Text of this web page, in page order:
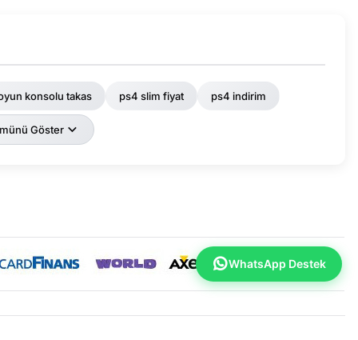
konsolu takas ps4 slim fiyat ps4 indirim
Göster
WhatsApp Destek